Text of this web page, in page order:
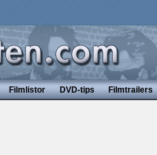
Filmlistor DVD-tips Filmtrailers